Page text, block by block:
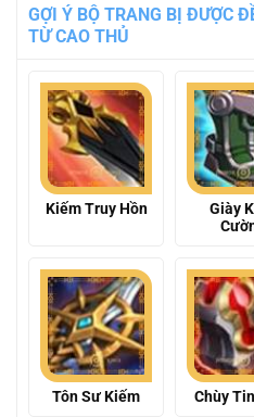
GỢI Ý BỘ TRANG BỊ ĐƯỢC
TỪ CAO THỦ
Kiếm Truy Hồn
Giày
Tôn Sư Kiếm Chùy